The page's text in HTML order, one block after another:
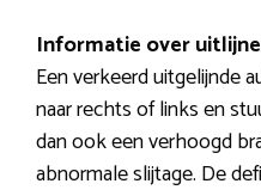
Informatie over
Een verkeerd uitgelijnde
naar rechts of links en
dan ook een verhoogd
abnormale slijtage. De